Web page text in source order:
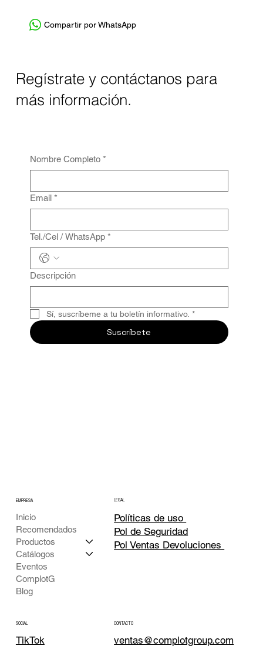
Compartir por WhatsApp
Regístrate y contáctanos para
más información.
Nombre Completo *
Email *
Tel./Cel / WhatsApp *
Descripción
Sí, suscríbeme a tu boletín informativo. *
Suscríbete
EMPRESA
Inicio
Recomendados
Productos
Catálogos
Eventos
ComplotG
Blog
LEGAL
Políticas de uso
Pol de Seguridad
Pol Ventas Devoluciones
SOCIAL
TikTok
CONTACTO
ventas@complotgroup.com